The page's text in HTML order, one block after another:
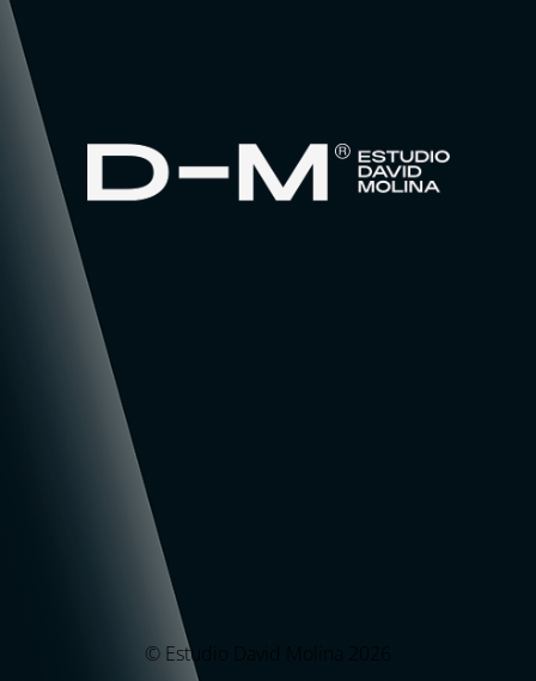
© Estudio David Molina 2026